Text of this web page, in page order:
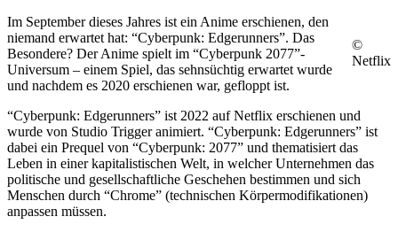
©
Netflix
Im September dieses Jahres ist ein Anime erschienen, den
niemand erwartet hat: “Cyberpunk: Edgerunners”. Das
Besondere? Der Anime spielt im “Cyberpunk 2077”-
Universum – einem Spiel, das sehnsüchtig erwartet wurde
und nachdem es 2020 erschienen war, gefloppt ist.
“Cyberpunk: Edgerunners” ist 2022 auf Netflix erschienen und
wurde von Studio Trigger animiert. “Cyberpunk: Edgerunners” ist
dabei ein Prequel von “Cyberpunk: 2077” und thematisiert das
Leben in einer kapitalistischen Welt, in welcher Unternehmen das
politische und gesellschaftliche Geschehen bestimmen und sich
Menschen durch “Chrome” (technischen Körpermodifikationen)
anpassen müssen.